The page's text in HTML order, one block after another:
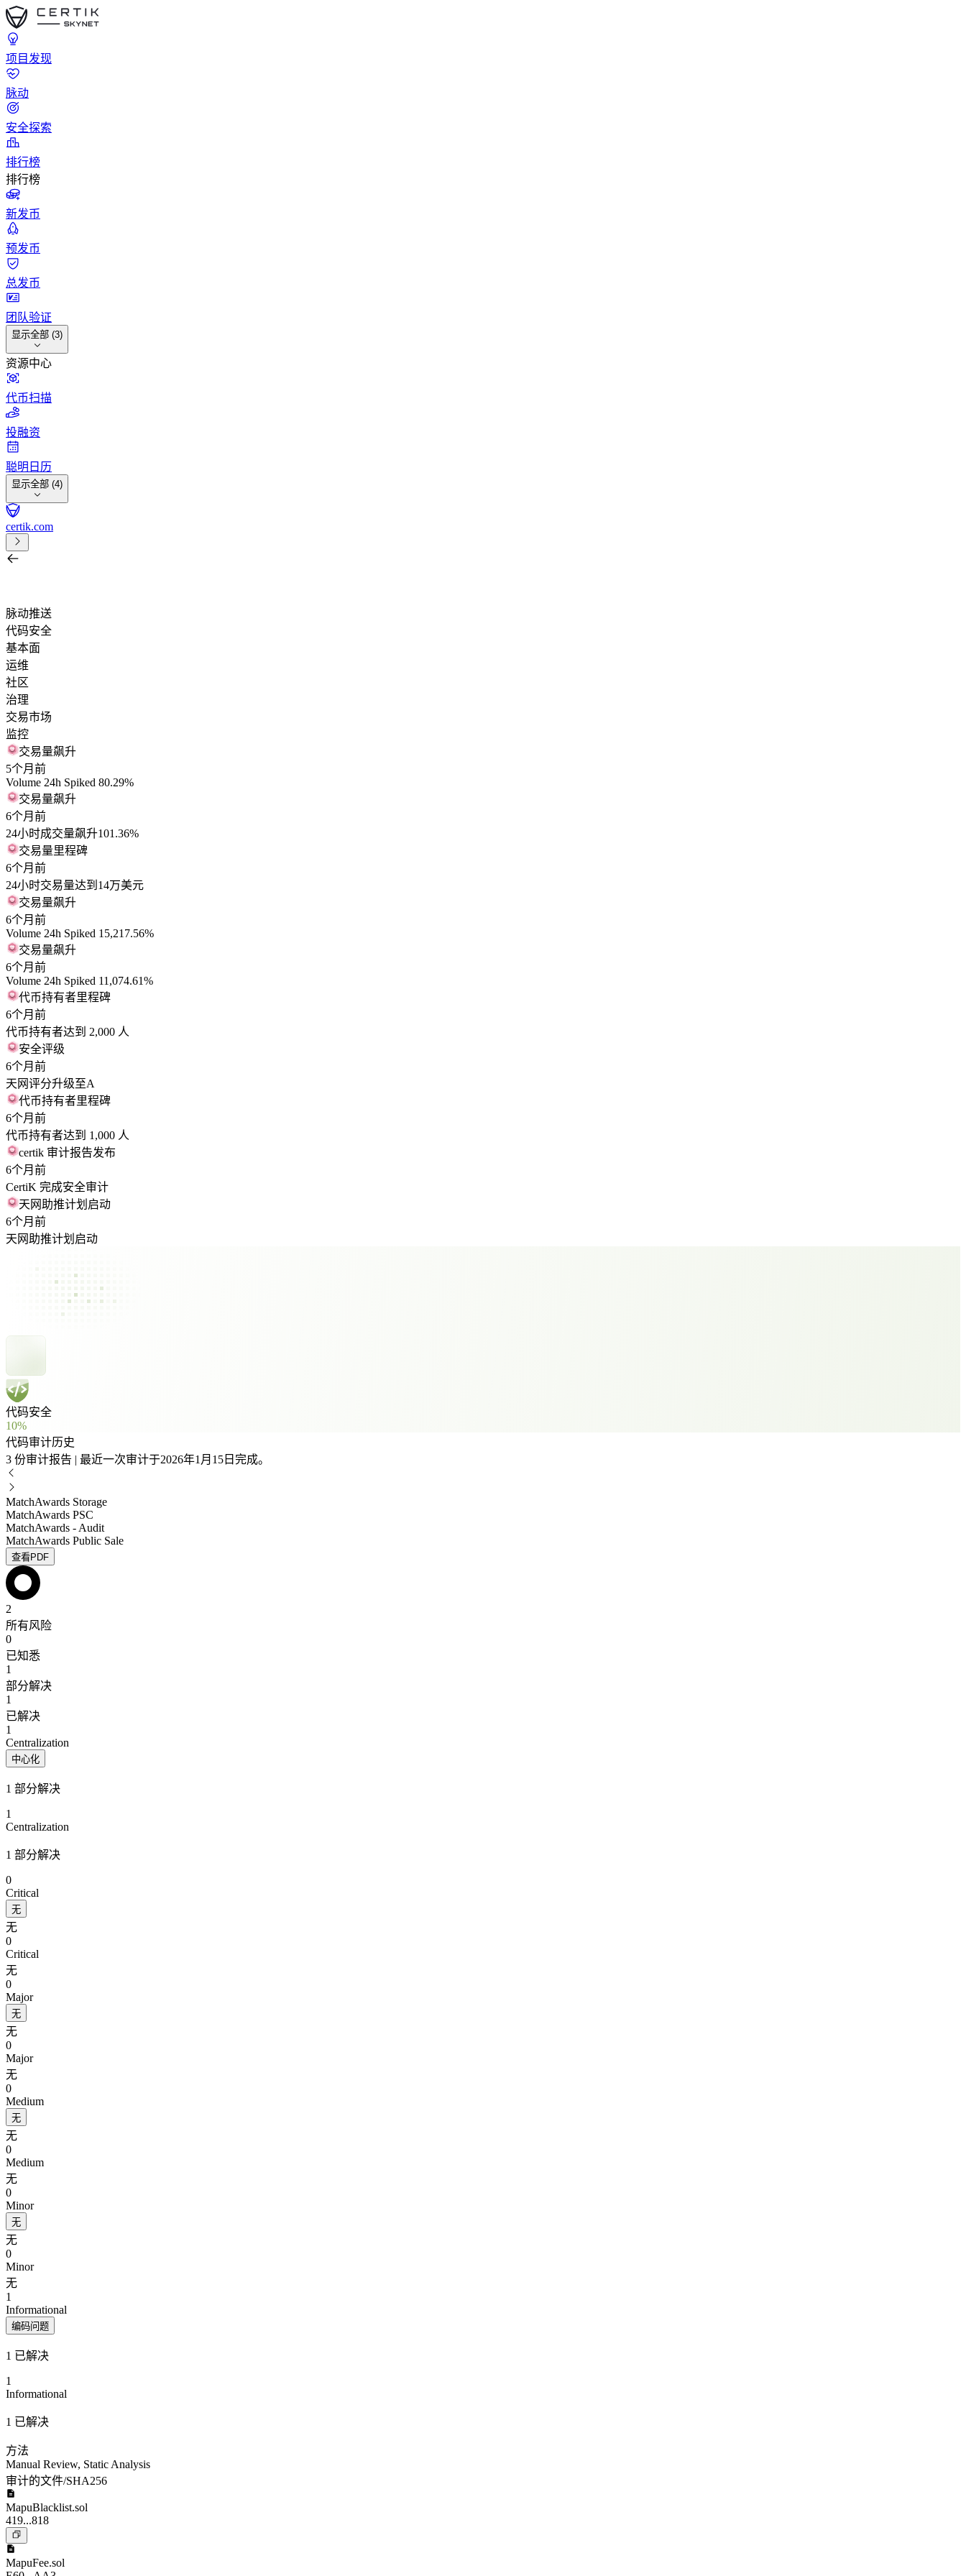
项目发现
脉动
安全探索
排行榜
排行榜
新发币
预发币
总发币
团队验证
显示全部 (3)
资源中心
代币扫描
投融资
聪明日历
显示全部 (4)
certik.com
脉动推送
代码安全
基本面
运维
社区
治理
交易市场
监控
交易量飙升
5个月前
Volume 24h Spiked 80.29%
交易量飙升
6个月前
24小时成交量飙升101.36%
交易量里程碑
6个月前
24小时交易量达到14万美元
交易量飙升
6个月前
Volume 24h Spiked 15,217.56%
交易量飙升
6个月前
Volume 24h Spiked 11,074.61%
代币持有者里程碑
6个月前
代币持有者达到 2,000 人
安全评级
6个月前
天网评分升级至A
代币持有者里程碑
6个月前
代币持有者达到 1,000 人
certik 审计报告发布
6个月前
CertiK 完成安全审计
天网助推计划启动
6个月前
天网助推计划启动
代码安全
10%
代码审计历史
3 份审计报告 | 最近一次审计于2026年1月15日完成。
MatchAwards Storage
MatchAwards PSC
MatchAwards - Audit
MatchAwards Public Sale
查看PDF
2
所有风险
0
已知悉
1
部分解决
1
已解决
1
Centralization
中心化
1 部分解决
1
Centralization
1 部分解决
0
Critical
无
无
0
Critical
无
0
Major
无
无
0
Major
无
0
Medium
无
无
0
Medium
无
0
Minor
无
无
0
Minor
无
1
Informational
编码问题
1 已解决
1
Informational
1 已解决
方法
Manual Review, Static Analysis
审计的文件/SHA256
MapuBlacklist.sol
419...818
MapuFee.sol